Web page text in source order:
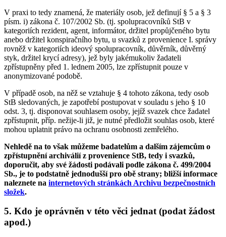
V praxi to tedy znamená, že materiály osob, jež definují § 5 a § 3
písm. i) zákona č. 107/2002 Sb. (tj. spolupracovníků StB v
kategoriích rezident, agent, informátor, držitel propůjčeného bytu
anebo držitel konspiračního bytu, u svazků z provenience I. správy
rovněž v kategoriích ideový spolupracovník, důvěrník, důvěrný
styk, držitel krycí adresy), jež byly jakémukoliv žadateli
zpřístupněny před 1. lednem 2005, lze zpřístupnit pouze v
anonymizované podobě.
V případě osob, na něž se vztahuje § 4 tohoto zákona, tedy osob
StB sledovaných, je zapotřebí postupovat v souladu s jeho § 10
odst. 3, tj. disponovat souhlasem osoby, jejíž svazek chce žadatel
zpřístupnit, příp. nežije-li již, je nutné předložit souhlas osob, které
mohou uplatnit právo na ochranu osobnosti zemřelého.
Nehledě na to však můžeme badatelům a dalším zájemcům o
zpřístupnění archiválií z provenience StB, tedy i svazků,
doporučit, aby své žádosti podávali podle zákona č. 499/2004
Sb., je to podstatně jednodušší pro obě strany; bližší informace
naleznete na internetových stránkách Archivu bezpečnostních
složek.
5. Kdo je oprávněn v této věci jednat (podat žádost
apod.)